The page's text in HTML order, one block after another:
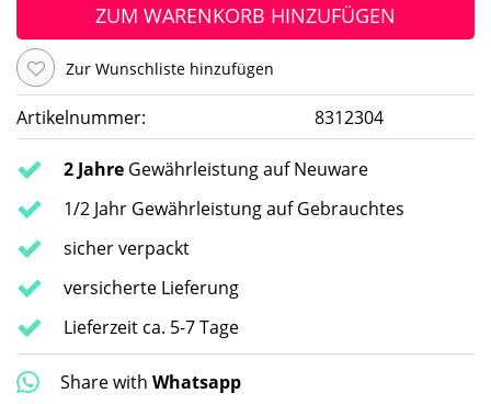
ZUM WARENKORB HINZUFÜGEN
Zur Wunschliste hinzufügen
Artikelnummer: 8312304
2 Jahre Gewährleistung auf Neuware
1/2 Jahr Gewährleistung auf Gebrauchtes
sicher verpackt
versicherte Lieferung
Lieferzeit ca. 5-7 Tage
Share with Whatsapp